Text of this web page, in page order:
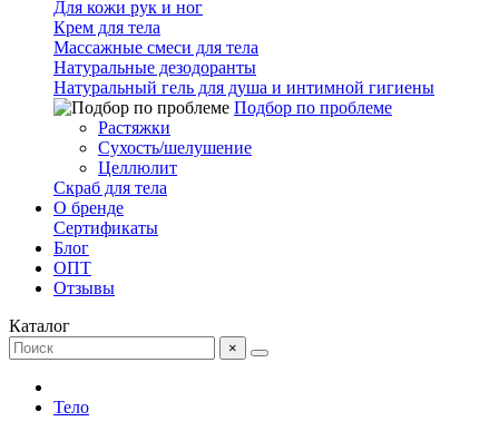
Для кожи рук и ног
Крем для тела
Массажные смеси для тела
Натуральные дезодоранты
Натуральный гель для душа и интимной гигиены
Подбор по проблеме
Растяжки
Сухость/шелушение
Целлюлит
Скраб для тела
О бренде
Сертификаты
Блог
ОПТ
Отзывы
Каталог
×
Тело